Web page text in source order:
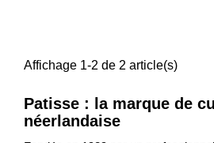
Affichage 1-2 de 2 article(s)
Patisse : la marque de
néerlandaise